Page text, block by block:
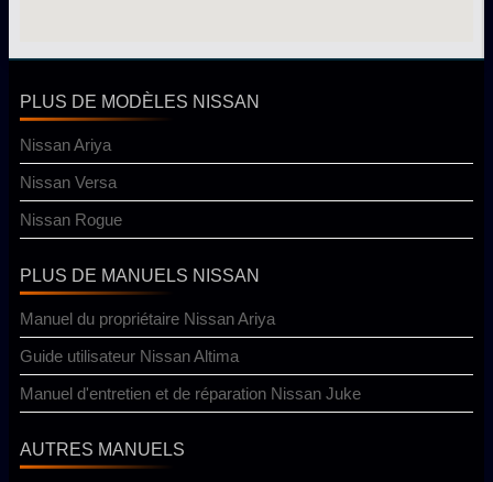
PLUS DE MODÈLES NISSAN
Nissan Ariya
Nissan Versa
Nissan Rogue
PLUS DE MANUELS NISSAN
Manuel du propriétaire Nissan Ariya
Guide utilisateur Nissan Altima
Manuel d'entretien et de réparation Nissan Juke
AUTRES MANUELS